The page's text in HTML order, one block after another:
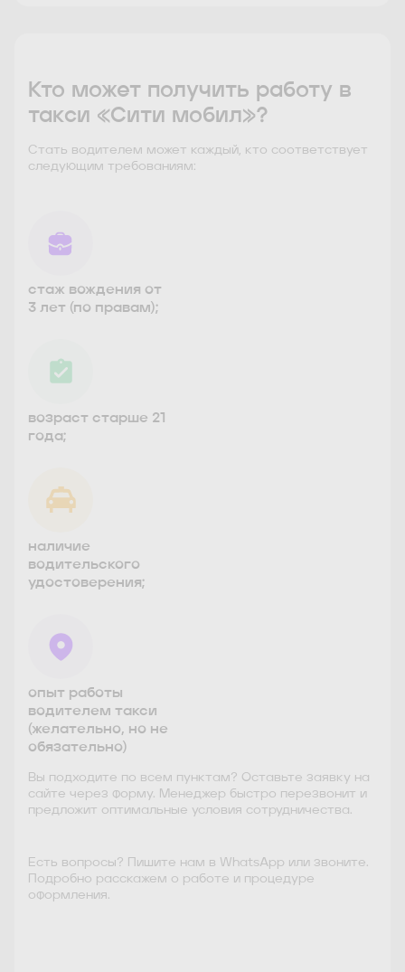
Кто может получить работу в
такси «Сити мобил»?
Стать водителем может каждый, кто соответствует
следующим требованиям:
стаж вождения от
3 лет (по правам);
возраст старше 21
года;
наличие
водительского
удостоверения;
опыт работы
водителем такси
(желательно, но не
обязательно)
Вы подходите по всем пунктам? Оставьте заявку на
сайте через форму. Менеджер быстро перезвонит и
предложит оптимальные условия сотрудничества.
Есть вопросы? Пишите нам в WhatsApp или звоните.
Подробно расскажем о работе и процедуре
оформления.